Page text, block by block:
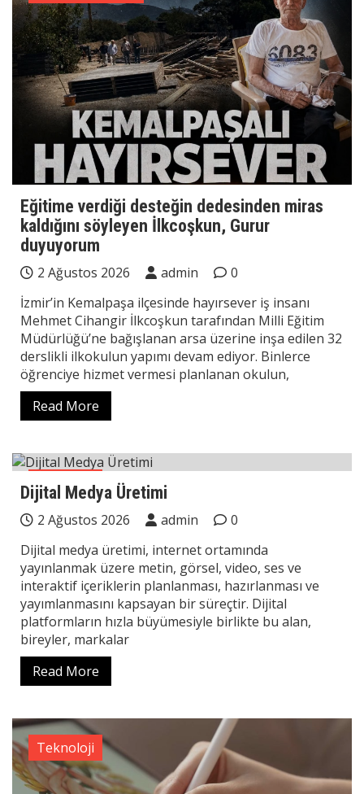
Eğitime verdiği desteğin dedesinden miras
kaldığını söyleyen İlkcoşkun, Gurur
duyuyorum
2 Ağustos 2026 admin
0
İzmir’in Kemalpaşa ilçesinde hayırsever iş insanı
Mehmet Cihangir İlkcoşkun tarafından Milli Eğitim
Müdürlüğü’ne bağışlanan arsa üzerine inşa edilen 32
derslikli ilkokulun yapımı devam ediyor. Binlerce
öğrenciye hizmet vermesi planlanan okulun,
Read More
Teknoloji
Dijital Medya Üretimi
2 Ağustos 2026 admin
0
Dijital medya üretimi, internet ortamında
yayınlanmak üzere metin, görsel, video, ses ve
interaktif içeriklerin planlanması, hazırlanması ve
yayımlanmasını kapsayan bir süreçtir. Dijital
platformların hızla büyümesiyle birlikte bu alan,
bireyler, markalar
Read More
Teknoloji